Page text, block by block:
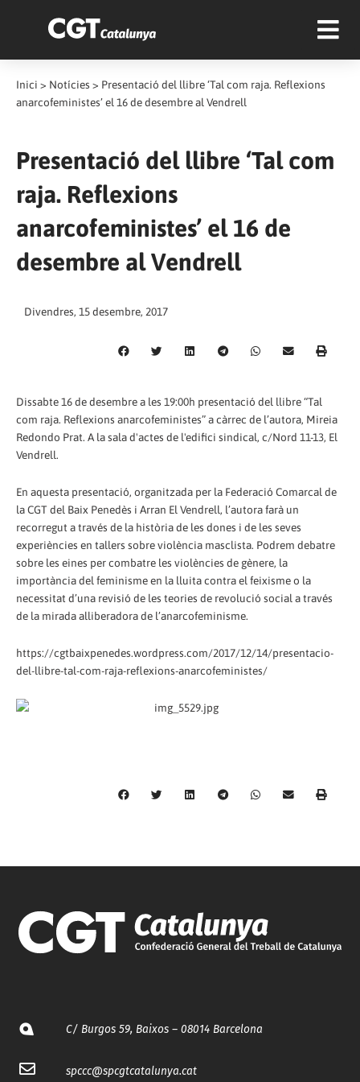
Inici > Notícies > Presentació del llibre ‘Tal com raja. Reflexions
anarcofeministes’ el 16 de desembre al Vendrell
Presentació del llibre ‘Tal com
raja. Reflexions
anarcofeministes’ el 16 de
desembre al Vendrell
Divendres, 15 desembre, 2017
Dissabte 16 de desembre a les 19:00h presentació del llibre “Tal
com raja. Reflexions anarcofeministes” a càrrec de l’autora, Mireia
Redondo Prat. A la sala d'actes de l'edifici sindical, c/Nord 11-13, El
Vendrell.
En aquesta presentació, organitzada per la Federació Comarcal de
la CGT del Baix Penedès i Arran El Vendrell, l’autora farà un
recorregut a través de la història de les dones i de les seves
experiències en tallers sobre violència masclista. Podrem debatre
sobre les eines per combatre les violències de gènere, la
importància del feminisme en la lluita contra el feixisme o la
necessitat d’una revisió de les teories de revolució social a través
de la mirada alliberadora de l’anarcofeminisme.
https://cgtbaixpenedes.wordpress.com/2017/12/14/presentacio-
del-llibre-tal-com-raja-reflexions-anarcofeministes/
C/ Burgos 59, Baixos – 08014 Barcelona
spccc@spcgtcatalunya.cat